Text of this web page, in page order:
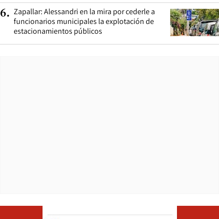
6. Zapallar: Alessandri en la mira por cederle a
funcionarios municipales la explotación de
estacionamientos públicos